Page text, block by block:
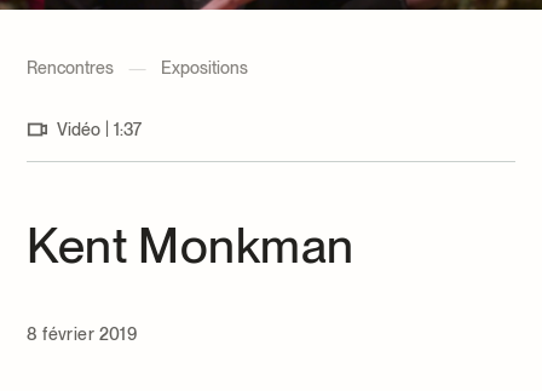
Devenir bénévole
Jeune McCord philanthrope
Rencontres — Expositions
Vidéo 1:37
Kent Monkman
8 février 2019